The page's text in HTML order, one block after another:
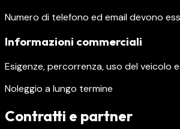
Numero di telefono ed email devono
Informazioni commerciali
Esigenze, percorrenza, uso del
Noleggio a lungo termine
Contratti e partner